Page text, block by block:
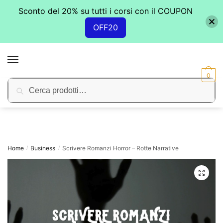
Cerca:Cerca
0
Home / Business / Scrivere Romanzi Horror – Rotte Narrative
Sconto del 20% su tutti i corsi con il COUPON
OFF20